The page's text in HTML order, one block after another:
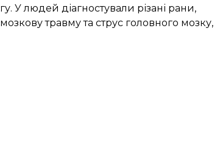
У людей діагностували різані рани,
травму та струс головного мозку,